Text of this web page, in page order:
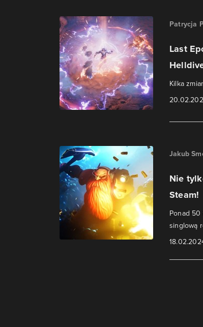
Patrycja
Last
Kilka
Jakub
Nie
Steam!
Ponad
singlową